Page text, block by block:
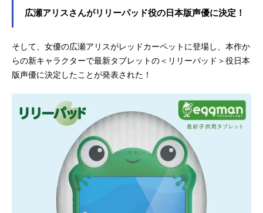
広瀬アリスさんがリリーパッド役の日本版声優に決定！
そして、女優の広瀬アリスがレッドカーペットに登場し、本作か
らの新キャラクターで最新タブレットの＜リリーパッド＞役日本
版声優に決定したことが発表された！